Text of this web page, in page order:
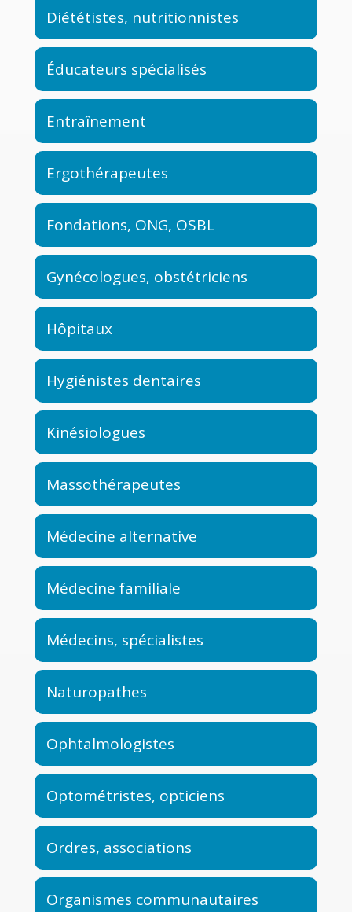
Diététistes, nutritionnistes
Éducateurs spécialisés
Entraînement
Ergothérapeutes
Fondations, ONG, OSBL
Gynécologues, obstétriciens
Hôpitaux
Hygiénistes dentaires
Kinésiologues
Massothérapeutes
Médecine alternative
Médecine familiale
Médecins, spécialistes
Naturopathes
Ophtalmologistes
Optométristes, opticiens
Ordres, associations
Organismes communautaires